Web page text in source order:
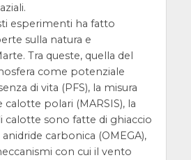
esperimenti ha fatto
sulla natura e
Tra queste, quella del
come potenziale
di vita (PFS), la misura
polari (MARSIS), la
calotte sono fatte di ghiaccio
anidride carbonica (OMEGA),
con cui il vento